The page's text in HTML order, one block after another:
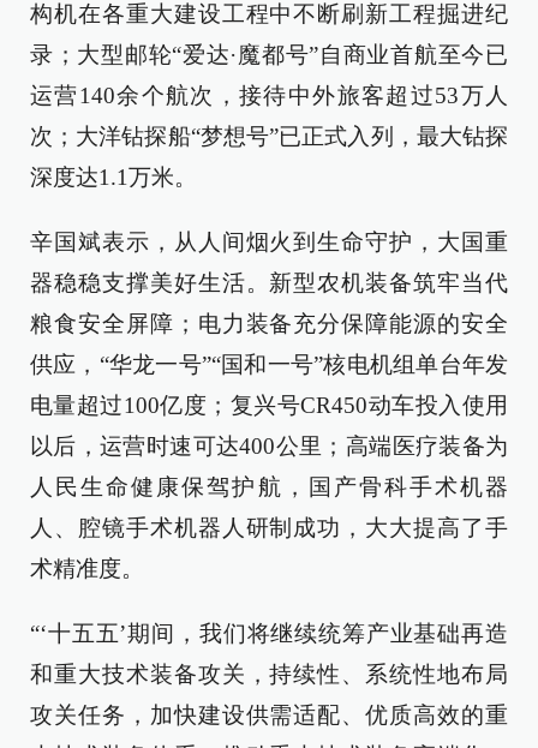
构机在各重大建设工程中不断刷新工程掘进纪
录；大型邮轮“爱达·魔都号”自商业首航至今已
运营140余个航次，接待中外旅客超过53万人
次；大洋钻探船“梦想号”已正式入列，最大钻探
深度达1.1万米。
辛国斌表示，从人间烟火到生命守护，大国重
器稳稳支撑美好生活。新型农机装备筑牢当代
粮食安全屏障；电力装备充分保障能源的安全
供应，“华龙一号”“国和一号”核电机组单台年发
电量超过100亿度；复兴号CR450动车投入使用
以后，运营时速可达400公里；高端医疗装备为
人民生命健康保驾护航，国产骨科手术机器
人、腔镜手术机器人研制成功，大大提高了手
术精准度。
“‘十五五’期间，我们将继续统筹产业基础再造
和重大技术装备攻关，持续性、系统性地布局
攻关任务，加快建设供需适配、优质高效的重